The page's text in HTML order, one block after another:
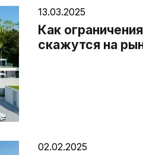
13.03.2025
Как
скажутся на
02.02.2025